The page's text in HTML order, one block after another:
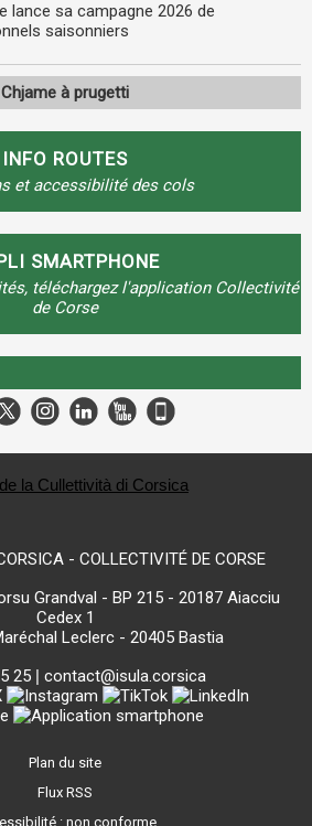
lance sa campagne 2026 de
saisonniers
Chjame à prugetti
INFO ROUTES
et accessibilité des cols
SMARTPHONE
téléchargez l'application Collectivité
de Corse
- COLLECTIVITÉ DE CORSE
Grandval - BP 215 - 20187 Aiacciu
Cedex 1
Leclerc - 20405 Bastia
25| contact@isula.corsica
Plan du site
Flux RSS
: non conforme